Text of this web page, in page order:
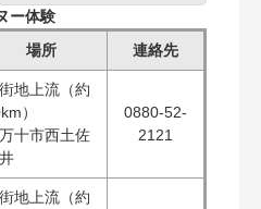
ー体験
場所 連絡先
地上流（約
）
十市西土佐
0880-52-
2121
地上流（約